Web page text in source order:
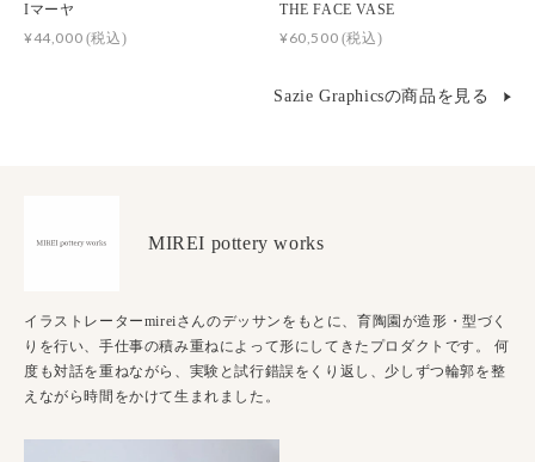
Iマーヤ
¥44,000 (税込)
THE FACE VASE
¥60,500 (税込)
Sazie Graphicsの商品を見る
MIREI pottery works
イラストレーターmireiさんのデッサンをもとに、育陶園が造形・型づく
りを行い、手仕事の積み重ねによって形にしてきたプロダクトです。 何
度も対話を重ねながら、実験と試行錯誤をくり返し、少しずつ輪郭を整
えながら時間をかけて生まれました。